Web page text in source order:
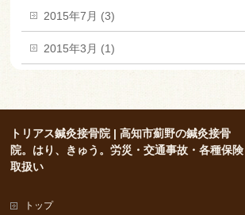
2015年7月 (3)
2015年3月 (1)
トリアス鍼灸接骨院 | 高知市薊野の鍼灸接骨
院。はり、きゅう。労災・交通事故・各種保険
取扱い
トップ